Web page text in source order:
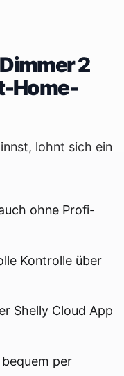
2
Home-
lohnt sich ein
ohne Profi-
Kontrolle über
Shelly Cloud App
bequem per